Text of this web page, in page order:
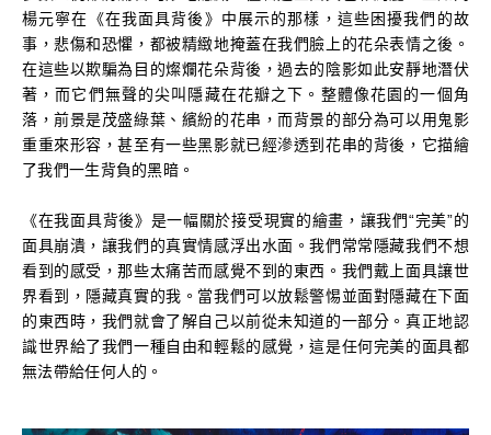
楊元寧在《在我面具背後》中展示的那樣，這些困擾我們的故
事，悲傷和恐懼，都被精緻地掩蓋在我們臉上的花朵表情之後。
在這些以欺騙為目的燦爛花朵背後，過去的陰影如此安靜地潛伏
著，而它們無聲的尖叫隱藏在花瓣之下。整體像花園的一個角
落，前景是茂盛綠葉、繽紛的花串，而背景的部分為可以用鬼影
重重來形容，甚至有一些黑影就已經滲透到花串的背後，它描繪
了我們一生背負的黑暗。
《在我面具背後》是一幅關於接受現實的繪畫，讓我們“完美”的
面具崩潰，讓我們的真實情感浮出水面。我們常常隱藏我們不想
看到的感受，那些太痛苦而感覺不到的東西。我們戴上面具讓世
界看到，隱藏真實的我。當我們可以放鬆警惕並面對隱藏在下面
的東西時，我們就會了解自己以前從未知道的一部分。真正地認
識世界給了我們一種自由和輕鬆的感覺，這是任何完美的面具都
無法帶給任何人的。